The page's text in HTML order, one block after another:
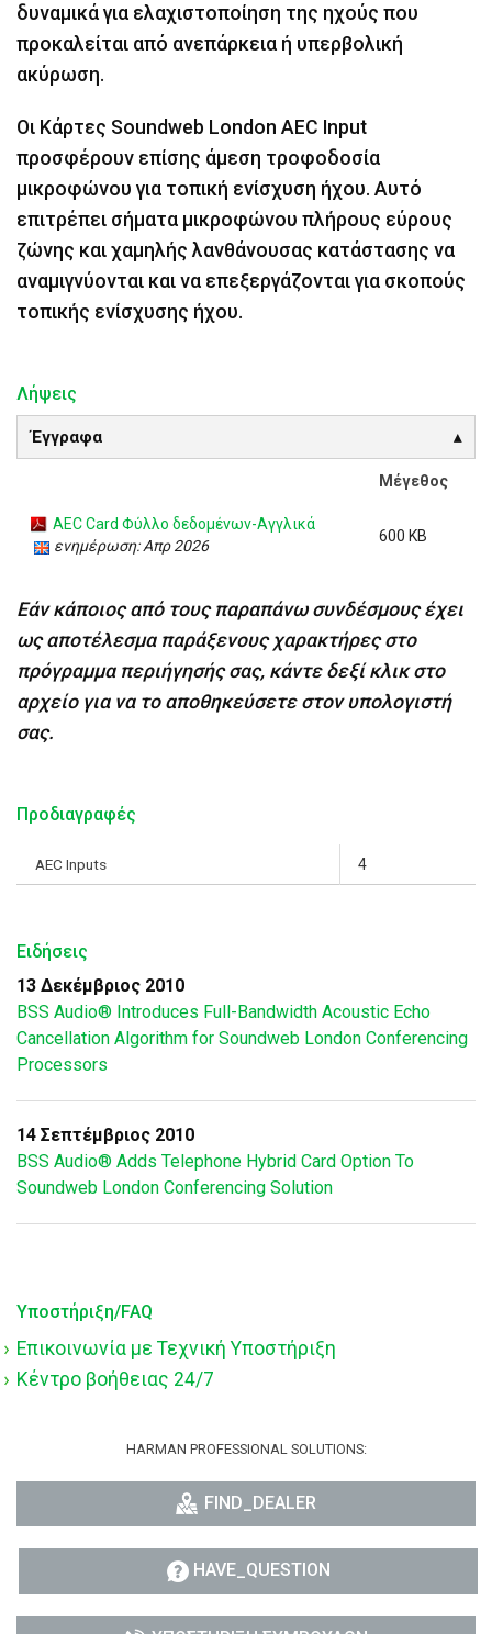
δυναμικά για ελαχιστοποίηση της ηχούς που
προκαλείται από ανεπάρκεια ή υπερβολική
ακύρωση.
Οι Κάρτες Soundweb London AEC Input
προσφέρουν επίσης άμεση τροφοδοσία
μικροφώνου για τοπική ενίσχυση ήχου. Αυτό
επιτρέπει σήματα μικροφώνου πλήρους εύρους
ζώνης και χαμηλής λανθάνουσας κατάστασης να
αναμιγνύονται και να επεξεργάζονται για σκοπούς
τοπικής ενίσχυσης ήχου.
Λήψεις
Έγγραφα
Μέγεθος
AEC Card Φύλλο δεδομένων-Αγγλικά
ενημέρωση: Απρ 2026
600 KB
Εάν κάποιος από τους παραπάνω συνδέσμους έχει
ως αποτέλεσμα παράξενους χαρακτήρες στο
πρόγραμμα περιήγησής σας, κάντε δεξί κλικ στο
αρχείο για να το αποθηκεύσετε στον υπολογιστή
σας.
Προδιαγραφές
AEC Inputs 4
Ειδήσεις
13 Δεκέμβριος 2010
BSS Audio® Introduces Full-Bandwidth Acoustic Echo
Cancellation Algorithm for Soundweb London Conferencing
Processors
14 Σεπτέμβριος 2010
BSS Audio® Adds Telephone Hybrid Card Option To
Soundweb London Conferencing Solution
Υποστήριξη/FAQ
Επικοινωνία με Τεχνική Υποστήριξη
Κέντρο βοήθειας 24/7
HARMAN PROFESSIONAL SOLUTIONS:
FIND_DEALER
HAVE_QUESTION